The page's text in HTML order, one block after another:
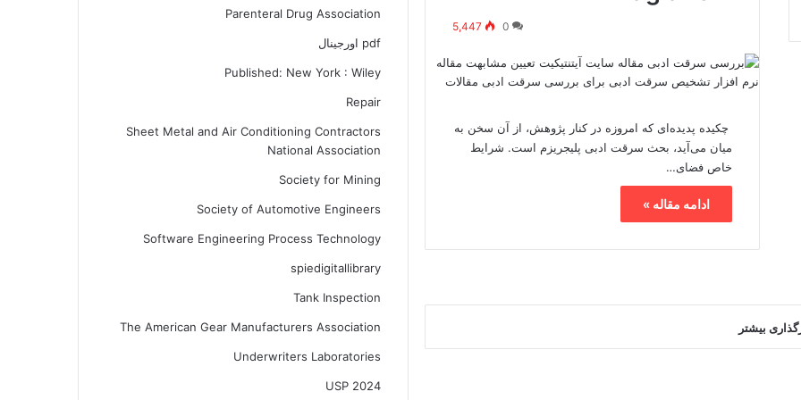
0
5,447
چکیده پدیده‌ای که امروزه در کنار پژوهش، از آن سخن به
میان می‌آید، بحث سرقت ادبی پلیجریزم است. شرایط
خاص فضای…
ادامه مقاله »
بیشتر
Parenteral Drug Association
pdf اورجینال
Published: New York : Wiley
Repair
Sheet Metal and Air Conditioning Contractors
National Association
Society for Mining
Society of Automotive Engineers
Software Engineering Process Technology
spiedigitallibrary
Tank Inspection
The American Gear Manufacturers Association
Underwriters Laboratories
USP 2024